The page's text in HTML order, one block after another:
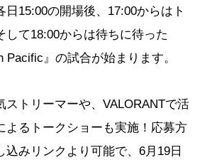
日15:00の開場後、17:00からはト
して18:00からは待ちに待った
Pacific』の試合が始まります。
ストリーマーや、VALORANTで活
よるトークショーも実施！応募方
込みリンクより可能で、6月19日